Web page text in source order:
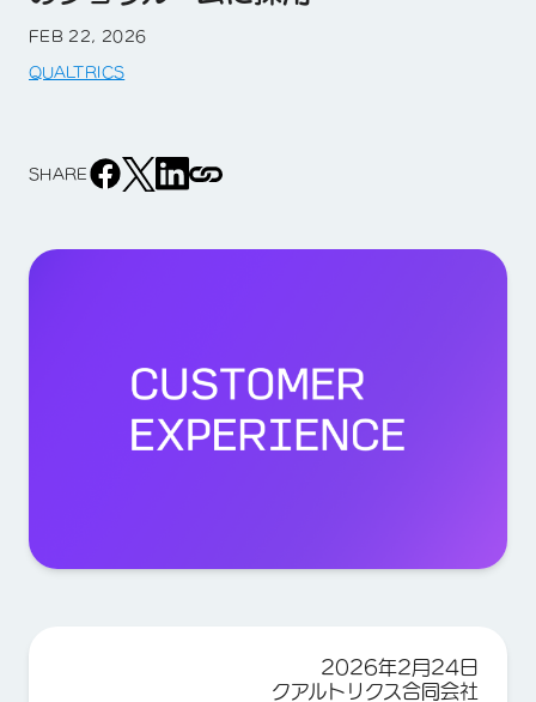
FEB 22, 2026
QUALTRICS
SHARE
2026年2月24日
クアルトリクス合同会社